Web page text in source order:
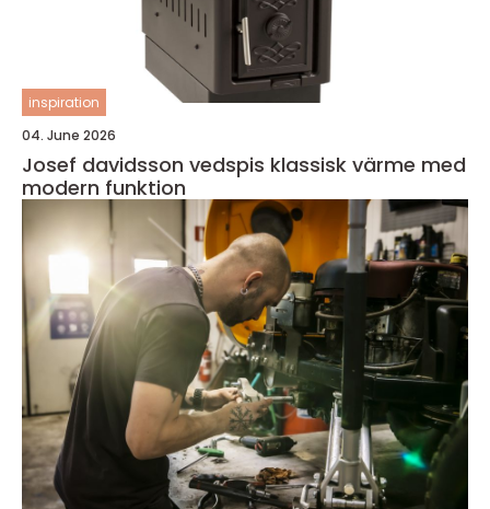
inspiration
04. June 2026
Josef davidsson vedspis klassisk värme med
modern funktion